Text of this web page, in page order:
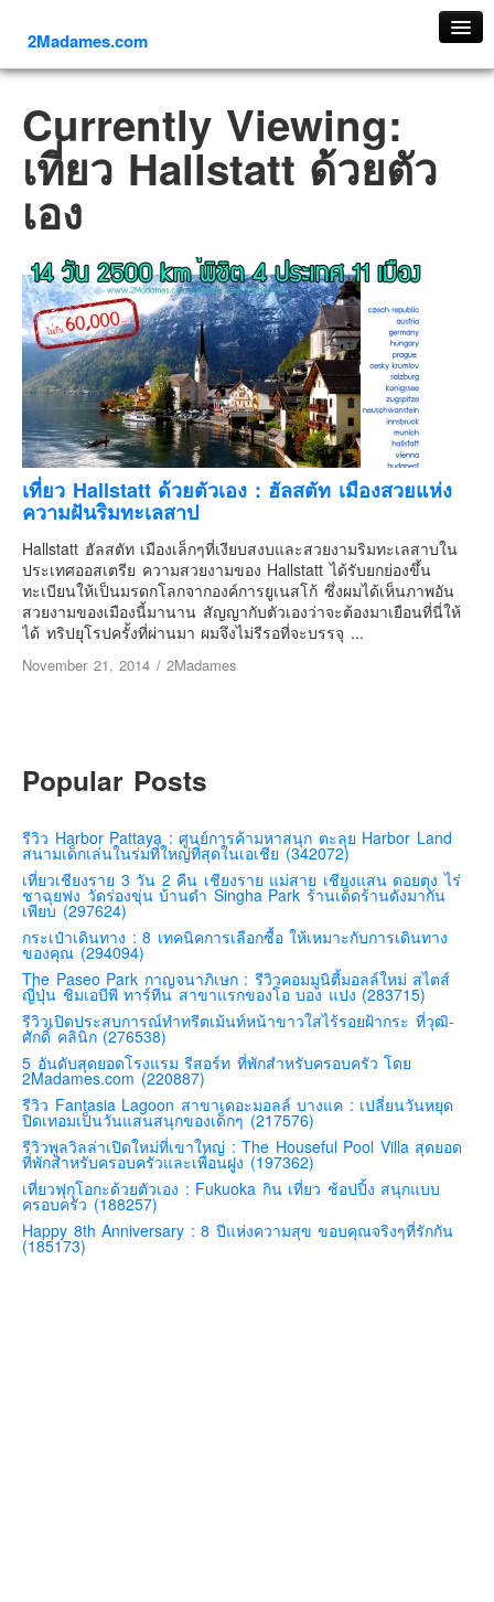
2Madames.com
ภาคเหนือ
ภาคใต้
ภาคกลาง
ภาคตะวันตก
ภาคอีสาน
ทริปต่างประเทศ
ยุโรป
รัสเซีย
อิตาลี
ตุรกี-ตุรเคีย
เยอรมัน
ออสเตรีย
สาธารณรัฐเช็ก
ฮังการี
เนเธอร์แลนด์
โปรตุเกส
โครเอเชีย
สโลเวเนีย
มอนเตรเนโกร
บอสเนียและเฮอร์เซโกวีน่า
ญี่ปุ่น
คันโต-โตเกียวและรอบๆ
คันไซ-โอซาก้า เกียวโต
คิวชู – ฟุกุโอกะ ซางะ เปปปุ ยุฟุอิน นางาซากิ
ฟูจิ
ฮอกไกโด
เอเชีย
สิงคโปร์
จีน
Currently Viewing:
เที่ยว Hallstatt ด้วยตัว
เอง
เที่ยว Hallstatt ด้วยตัวเอง : ฮัลสตัท เมืองสวยแห่ง
ความฝันริมทะเลสาป
Hallstatt ฮัลสตัท เมืองเล็กๆที่เงียบสงบและสวยงามริมทะเลสาบใน
ประเทศออสเตรีย ความสวยงามของ Hallstatt ได้รับยกย่องขึ้น
ทะเบียนให้เป็นมรดกโลกจากองค์การยูเนสโก้ ซึ่งผมได้เห็นภาพอัน
สวยงามของเมืองนี้มานาน สัญญากับตัวเองว่าจะต้องมาเยือนที่นี่ให้
ได้ ทริปยุโรปครั้งที่ผ่านมา ผมจึงไม่รีรอที่จะบรรจุ ...
November 21, 2014 / 2Madames
Popular Posts
รีวิว Harbor Pattaya : ศูนย์การค้ามหาสนุก ตะลุย Harbor Land
สนามเด็กเล่นในร่มที่ใหญ่ที่สุดในเอเชีย (342072)
เที่ยวเชียงราย 3 วัน 2 คืน เชียงราย แม่สาย เชียงแสน ดอยตุง ไร่
ชาฉุยฟง วัดร่องขุ่น บ้านดำ Singha Park ร้านเด็ดร้านดังมากัน
เพียบ (297624)
กระเป๋าเดินทาง : 8 เทคนิคการเลือกซื้อ ให้เหมาะกับการเดินทาง
ของคุณ (294094)
The Paseo Park กาญจนาภิเษก : รีวิวคอมมูนิตี้มอลล์ใหม่ สไตส์
ญี่ปุ่น ชิมเอบีพี ทาร์ทีน สาขาแรกของโอ บอง แปง (283715)
รีวิวเปิดประสบการณ์ทำทรีตเม้นท์หน้าขาวใสไร้รอยฝ้ากระ ที่วุฒิ-
ศักดิ์ คลินิก (276538)
5 อันดับสุดยอดโรงแรม รีสอร์ท ที่พักสำหรับครอบครัว โดย
2Madames.com (220887)
รีวิว Fantasia Lagoon สาขาเดอะมอลล์ บางแค : เปลี่ยนวันหยุด
ปิดเทอมเป็นวันแสนสนุกของเด็กๆ (217576)
รีวิวพูลวิลล่าเปิดใหม่ที่เขาใหญ่ : The Houseful Pool Villa สุดยอด
ที่พักสำหรับครอบครัวและเพื่อนฝูง (197362)
เที่ยวฟุกุโอกะด้วยตัวเอง : Fukuoka กิน เที่ยว ช้อปปิ้ง สนุกแบบ
ครอบครัว (188257)
Happy 8th Anniversary : 8 ปีแห่งความสุข ขอบคุณจริงๆที่รักกัน
(185173)